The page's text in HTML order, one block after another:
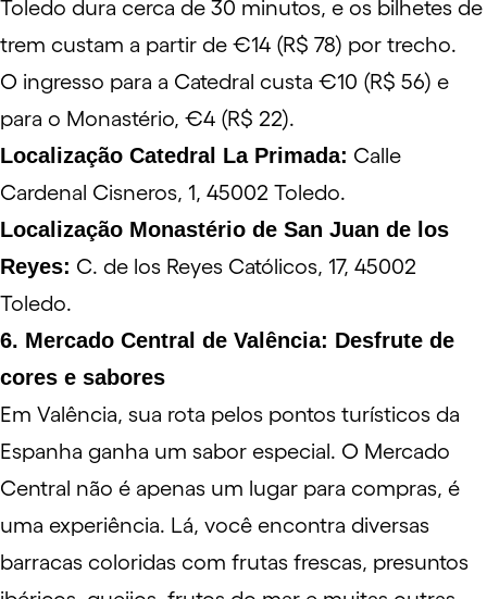
Toledo dura cerca de 30 minutos, e os bilhetes de
trem custam a partir de €14 (R$ 78) por trecho.
O ingresso para a Catedral custa €10 (R$ 56) e
para o Monastério, €4 (R$ 22).
Localização Catedral La Primada: Calle
Cardenal Cisneros, 1, 45002 Toledo.
Localização Monastério de San Juan de los
Reyes: C. de los Reyes Católicos, 17, 45002
Toledo.
6. Mercado Central de Valência: Desfrute de
cores e sabores
Em Valência, sua rota pelos pontos turísticos da
Espanha ganha um sabor especial. O Mercado
Central não é apenas um lugar para compras, é
uma experiência. Lá, você encontra diversas
barracas coloridas com frutas frescas, presuntos